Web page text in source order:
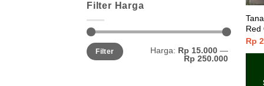
Filter Harga
Filter Harga: Rp 15.000 —
Rp 250.000
Red
Rp